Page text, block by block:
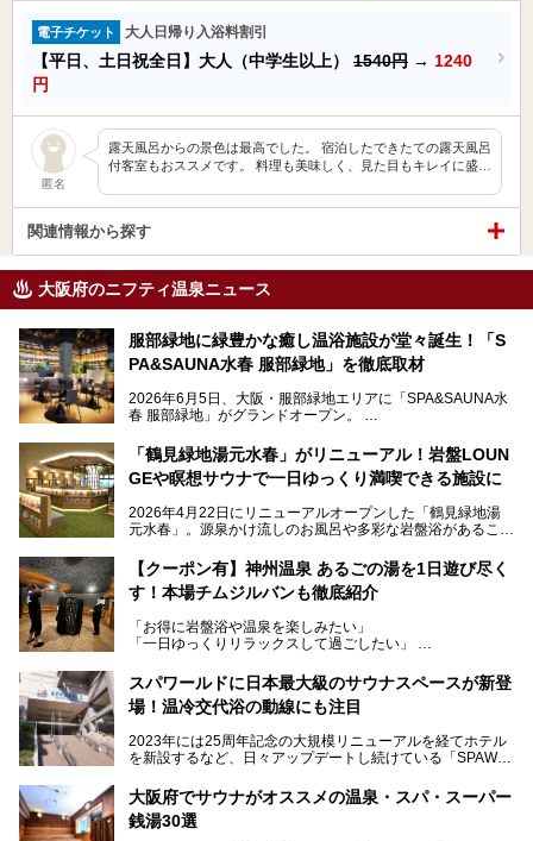
電子チケット 大人日帰り入浴料割引
【平日、土日祝全日】大人（中学生以上） 1540円 → 1240
円
匿名
露天風呂からの景色は最高でした。 宿泊したできたての露天風呂
付客室もおススメです。 料理も美味しく、見た目もキレイに盛…
関連情報から探す
大阪府のニフティ温泉ニュース
服部緑地に緑豊かな癒し温浴施設が堂々誕生！「S
PA&SAUNA水春 服部緑地」を徹底取材
2026年6月5日、大阪・服部緑地エリアに「SPA&SAUNA水
春 服部緑地」がグランドオープン。
当初の計画から約5年の時を経て誕生した本施設は、温泉・
サウナ・岩盤浴・フィットネス・ラウンジ・レストランなど
を融合した、これまでの“水春”のイメージをさらに進化させ
今回はオープン前の内覧会に参加し、館内のこだわりポイン
サウナー注目の3種のサウナや160cmの深水風呂、没入感の
高い岩盤浴エリア、日本最大の台数を誇る最新AIフィットネ
スマシンなど、見どころ満載の館内を詳しくご紹介します。
「鶴見緑地湯元水春」がリニューアル！岩盤LOUN
GEや瞑想サウナで一日ゆっくり満喫できる施設に
2026年4月22日にリニューアルオープンした「鶴見緑地湯
元水春」。源泉かけ流しのお風呂や多彩な岩盤浴があること
に“一日中くつろげる場所”としてパワーアップしています。
今回のリニューアルでは、新たに登場した瞑想サウナをはじ
見どころが盛りだくさん。日常の疲れを癒やしたい方はもち
ろん、休日にゆったり過ごしたい方にもぴったりの内容とな
本記事では、そんなリニューアル後の注目ポイントを詳しく
紹介します。これから「鶴見緑地湯元水春」に訪れる方や、
い。
【クーポン有】神州温泉 あるごの湯を1日遊び尽く
す！本場チムジルバンも徹底紹介
「お得に岩盤浴や温泉を楽しみたい」
「一日ゆっくりリラックスして過ごしたい」
利用できる「神州温泉 あるごの湯」です。
あるごの湯は、大阪府豊中市にある日帰り温浴施設で、阪急
チムジルバン（岩盤浴）を中心に、発汗・リラックス・漫画
タイムまで満喫できる長時間滞在型の施設なので、一日中ゆ
る迫力ある熱波パフォーマンスも毎日行われており、“とと
のう”体験をしっかり楽しめるのもポイントです。
スパワールドに日本最大級のサウナスペースが新登
場！温冷交代浴の動線にも注目
2023年には25周年記念の大規模リニューアルを経てホテル
を新設するなど、日々アップデートし続けている「SPAWO
そんなスパワールドが2025年11月15日（土）に、新たな浴
室や日本最大級140人収容の大規模サウナを携えてリニュー
アルオープン！浴室である4F・6Fそれぞれにリニューアル
大阪府でサウナがオススメの温泉・スパ・スーパー
銭湯30選